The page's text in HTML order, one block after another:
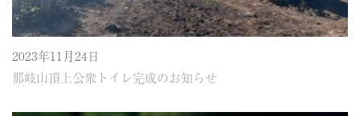
2023年11月24日
那岐山頂上公衆トイレ完成のお知らせ